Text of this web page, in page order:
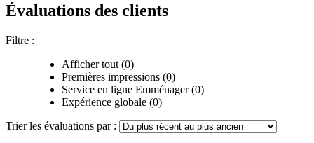
Évaluations des clients
Filtre :
Afficher tout (0)
Premières impressions (0)
Service en ligne Emménager (0)
Expérience globale (0)
Trier les évaluations par :